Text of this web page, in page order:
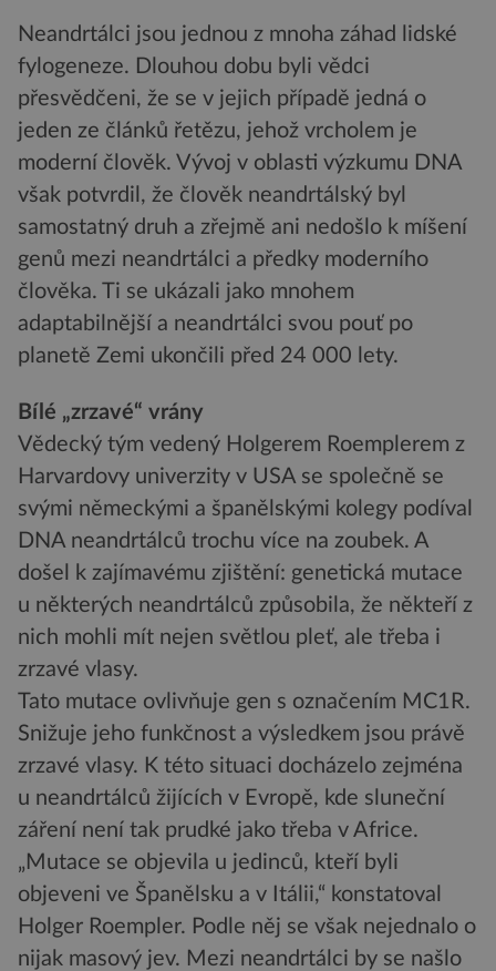
Neandrtálci jsou jednou z mnoha záhad lidské
fylogeneze. Dlouhou dobu byli vědci
přesvědčeni, že se v jejich případě jedná o
jeden ze článků řetězu, jehož vrcholem je
moderní člověk. Vývoj v oblasti výzkumu DNA
však potvrdil, že člověk neandrtálský byl
samostatný druh a zřejmě ani nedošlo k míšení
genů mezi neandrtálci a předky moderního
člověka. Ti se ukázali jako mnohem
adaptabilnější a neandrtálci svou pouť po
planetě Zemi ukončili před 24 000 lety.
Bílé „zrzavé“ vrány
Vědecký tým vedený Holgerem Roemplerem z
Harvardovy univerzity v USA se společně se
svými německými a španělskými kolegy podíval
DNA neandrtálců trochu více na zoubek. A
došel k zajímavému zjištění: genetická mutace
u některých neandrtálců způsobila, že někteří z
nich mohli mít nejen světlou pleť, ale třeba i
zrzavé vlasy.
Tato mutace ovlivňuje gen s označením MC1R.
Snižuje jeho funkčnost a výsledkem jsou právě
zrzavé vlasy. K této situaci docházelo zejména
u neandrtálců žijících v Evropě, kde sluneční
záření není tak prudké jako třeba v Africe.
„Mutace se objevila u jedinců, kteří byli
objeveni ve Španělsku a v Itálii,“ konstatoval
Holger Roempler. Podle něj se však nejednalo o
nijak masový jev. Mezi neandrtálci by se našlo